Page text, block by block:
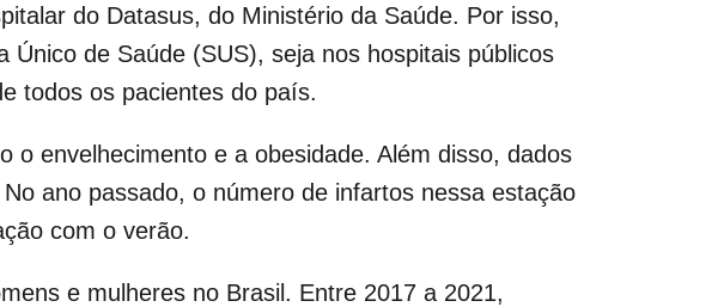
do Datasus, do Ministério da Saúde. Por isso,
de Saúde (SUS), seja nos hospitais públicos
todos os pacientes do país.
envelhecimento e a obesidade. Além disso, dados
ano passado, o número de infartos nessa estação
com o verão.
e mulheres no Brasil. Entre 2017 a 2021,